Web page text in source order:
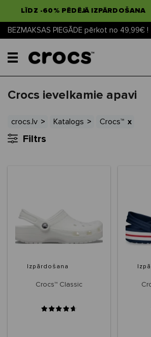
LĪDZ -60% PĒDĒJĀ IZPĀRDOŠANA
BEZMAKSAS PIEGĀDE pērkot no 49,99€ !
Crocs ievelkamie apavi
crocs.lv Katalogs Crocs™
Filtrs
Izpārdošana
Crocs™ Classic